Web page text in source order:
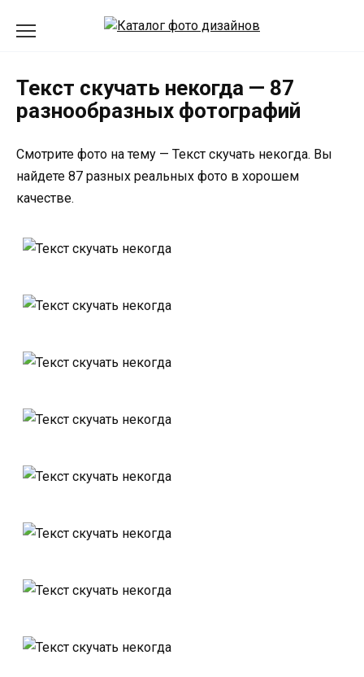
Текст скучать некогда — 87
разнообразных фотографий
Смотрите фото на тему — Текст скучать некогда. Вы
найдете 87 разных реальных фото в хорошем
качестве.